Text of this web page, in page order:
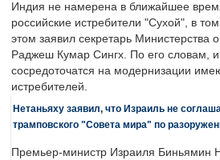
Индия не намерена в ближайшее
российские истребители "Сухой", в
этом заявил секретарь Министерства
Раджеш Кумар Сингх. По его словам,
сосредоточатся на модернизации
истребителей.
Нетаньяху заявил, что Израиль не
трамповского "Совета мира" по
Премьер-министр Израиля Биньямин